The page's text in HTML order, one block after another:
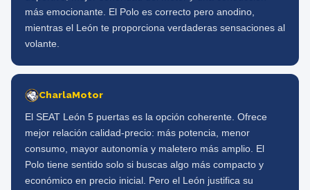
más emocionante. El Polo es correcto pero anodino,
mientras el León te proporciona verdaderas sensaciones al
volante.
CharlaMotor
El SEAT León 5 puertas es la opción coherente. Ofrece
mejor relación calidad-precio: más potencia, menor
consumo, mayor autonomía y maletero más amplio. El
Polo tiene sentido solo si buscas algo más compacto y
económico en precio inicial. Pero el León justifica su